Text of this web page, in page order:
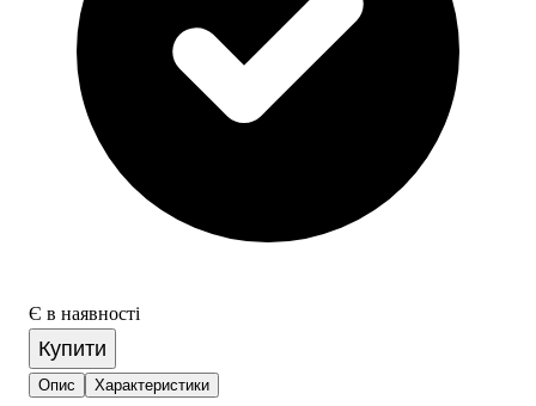
Є в наявності
Купити
Опис Характеристики